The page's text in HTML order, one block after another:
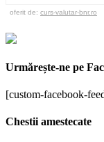
oferit de: curs-valutar-bnr.ro
Urmărește-ne pe
[custom-facebook-
Chestii amestecate